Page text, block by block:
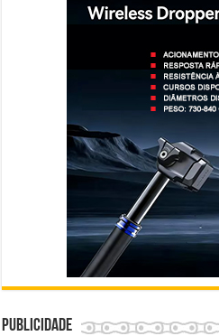
Publicidade